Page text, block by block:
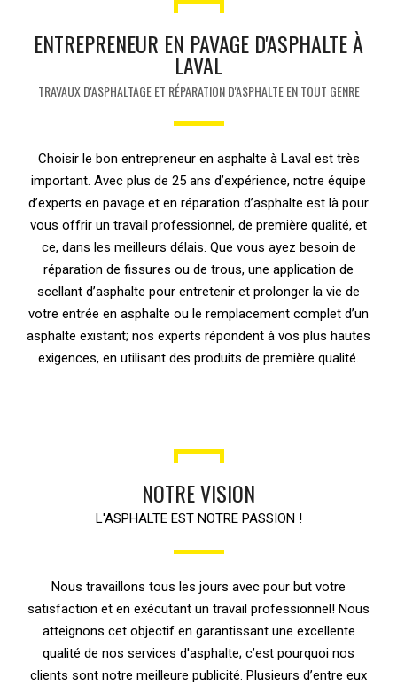
ENTREPRENEUR EN PAVAGE D'ASPHALTE À
LAVAL
TRAVAUX D'ASPHALTAGE ET RÉPARATION D'ASPHALTE EN TOUT GENRE
Choisir le bon entrepreneur en asphalte à Laval est très
important. Avec plus de 25 ans d’expérience, notre équipe
d’experts en pavage et en réparation d’asphalte est là pour
vous offrir un travail professionnel, de première qualité, et
ce, dans les meilleurs délais. Que vous ayez besoin de
réparation de fissures ou de trous, une application de
scellant d’asphalte pour entretenir et prolonger la vie de
votre entrée en asphalte ou le remplacement complet d’un
asphalte existant; nos experts répondent à vos plus hautes
exigences, en utilisant des produits de première qualité.
NOTRE VISION
L'ASPHALTE EST NOTRE PASSION !
Nous travaillons tous les jours avec pour but votre
satisfaction et en exécutant un travail professionnel! Nous
atteignons cet objectif en garantissant une excellente
qualité de nos services d'asphalte; c’est pourquoi nos
clients sont notre meilleure publicité. Plusieurs d’entre eux